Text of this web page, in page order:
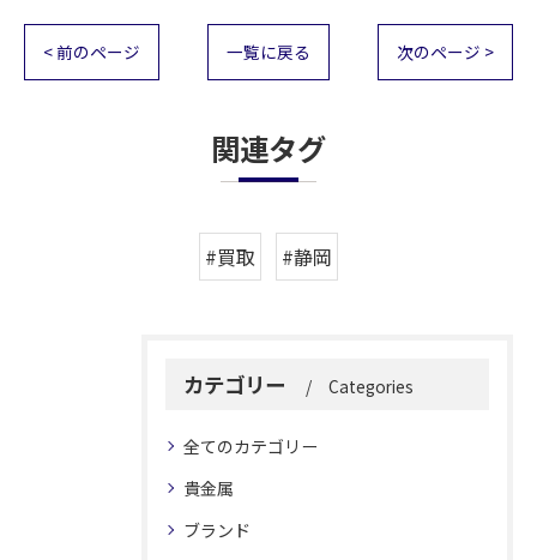
< 前のページ 一覧に戻る 次のページ >
関連タグ
#買取 #静岡
カテゴリー Categories
全てのカテゴリー
貴金属
ブランド